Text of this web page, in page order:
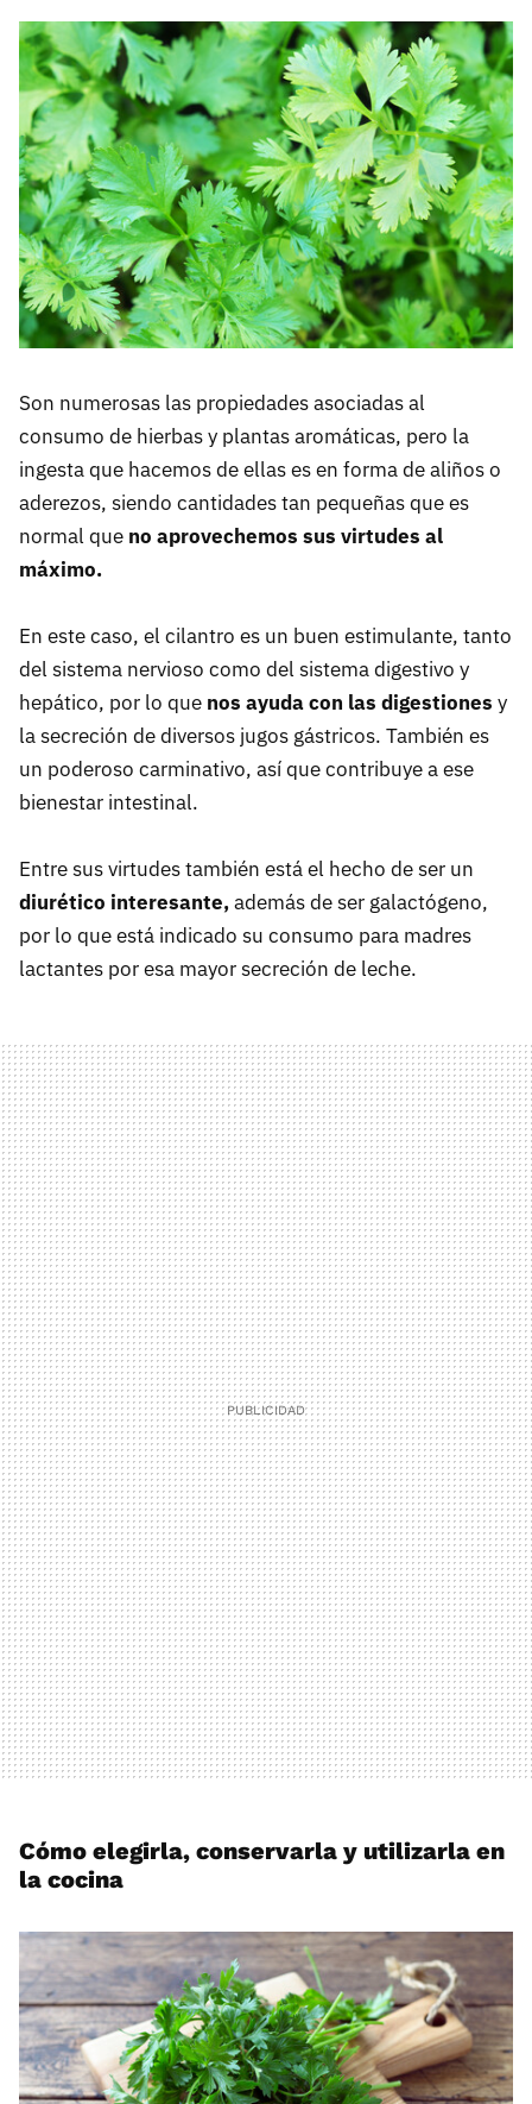
Son numerosas las propiedades asociadas al
consumo de hierbas y plantas aromáticas, pero la
ingesta que hacemos de ellas es en forma de aliños o
aderezos, siendo cantidades tan pequeñas que es
normal que no aprovechemos sus virtudes al
máximo.
En este caso, el cilantro es un buen estimulante, tanto
del sistema nervioso como del sistema digestivo y
hepático, por lo que nos ayuda con las digestiones y
la secreción de diversos jugos gástricos. También es
un poderoso carminativo, así que contribuye a ese
bienestar intestinal.
Entre sus virtudes también está el hecho de ser un
diurético interesante,además de ser galactógeno,
por lo que está indicado su consumo para madres
lactantes por esa mayor secreción de leche.
Cómo elegirla, conservarla y utilizarla en
la cocina